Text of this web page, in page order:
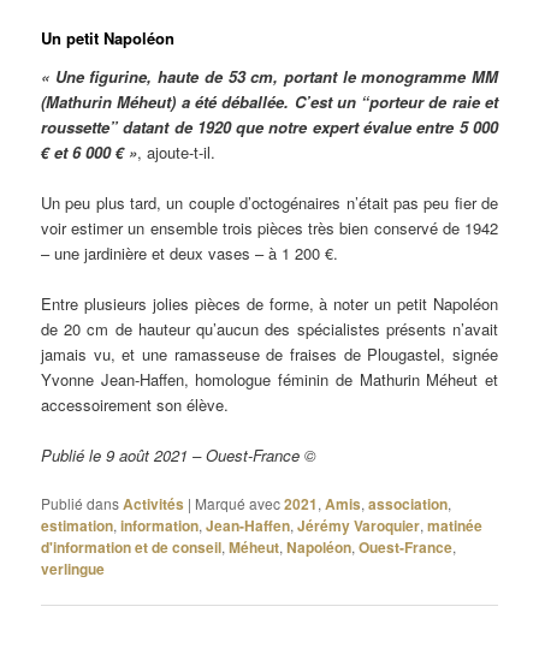
Un petit Napoléon
« Une figurine, haute de 53 cm, portant le monogramme MM
(Mathurin Méheut) a été déballée. C’est un “porteur de raie et
roussette” datant de 1920 que notre expert évalue entre 5 000
€ et 6 000 € », ajoute-t-il.
Un peu plus tard, un couple d’octogénaires n’était pas peu fier de
voir estimer un ensemble trois pièces très bien conservé de 1942
– une jardinière et deux vases – à 1 200 €.
Entre plusieurs jolies pièces de forme, à noter un petit Napoléon
de 20 cm de hauteur qu’aucun des spécialistes présents n’avait
jamais vu, et une ramasseuse de fraises de Plougastel, signée
Yvonne Jean-Haffen, homologue féminin de Mathurin Méheut et
accessoirement son élève.
Publié le 9 août 2021 – Ouest-France ©
Publié dansActivités | Marqué avec2021,Amis,association,
estimation,information,Jean-Haffen,Jérémy Varoquier,matinée
d'information et de conseil,Méheut,Napoléon,Ouest-France,
verlingue